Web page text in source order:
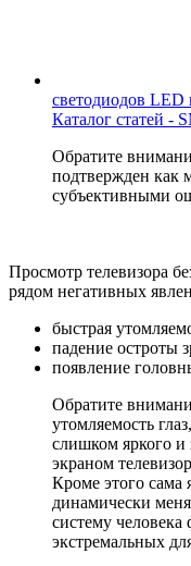
светодиодов
Каталог статей -
Обратите
подтвержден как
субъективными
Просмотр телевизора
рядом негативных
быстрая
падение остроты
появление
Обратите
утомляемость
слишком яркого и
экраном
Кроме этого сама
динамически
систему
экстремальных